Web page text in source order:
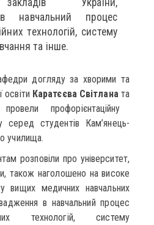
України,
навчальний процес
технологій, систему
та інше.
догляду за хворими та
Каратєєва Світлана та
провели профорієнтаційну
серед студентів Кам’янець-
училища.
розповіли про університет,
також наголошено на високе
вищих медичних навчальних
в навчальний процес
технологій, систему